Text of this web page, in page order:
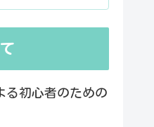
る初心者のための